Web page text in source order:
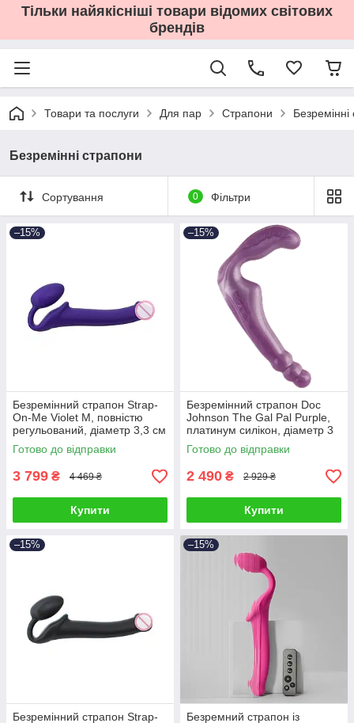
Тільки найякісніші товари відомих світових
брендів
Товари та послуги Для пар Страпони
Безремінні страпони
Сортування 0 Фільтри
–15%
Безремінний страпон Strap-
On-Me Violet M, повністю
регульований, діаметр 3,3 см
Готово до відправки
3 799 ₴ 4 469 ₴
Купити
–15%
Безремінний страпон Doc
Johnson The Gal Pal Purple,
платинум силікон, діаметр 3
см
Готово до відправки
2 490 ₴ 2 929 ₴
Купити
–15%
Безремінний страпон Strap-
–15%
Безремний страпон із